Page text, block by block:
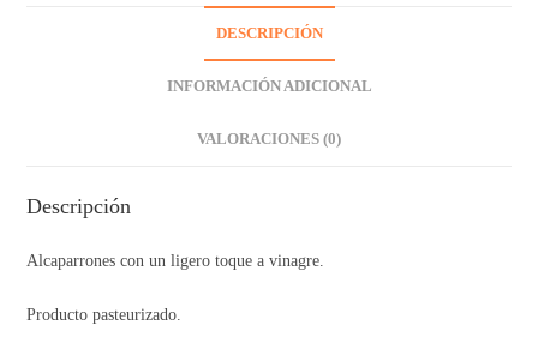
DESCRIPCIÓN
INFORMACIÓN ADICIONAL
VALORACIONES (0)
Descripción
Alcaparrones con un ligero toque a vinagre.
Producto pasteurizado.